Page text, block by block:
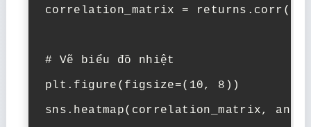
correlation_matrix = returns.corr()
# Vẽ biểu đồ nhiệt
plt.figure(figsize=(10, 8))
sns.heatmap(correlation_matrix,